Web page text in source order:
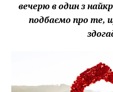
вечерю в один з
подбаємо про те,